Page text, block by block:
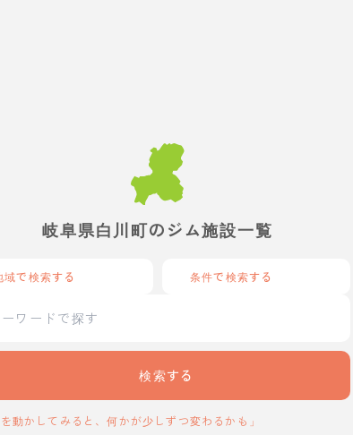
岐阜県白川町のジム施設一覧
域で検索する 条件で検索する
検索する
を動かしてみると、何かが少しずつ変わるかも」